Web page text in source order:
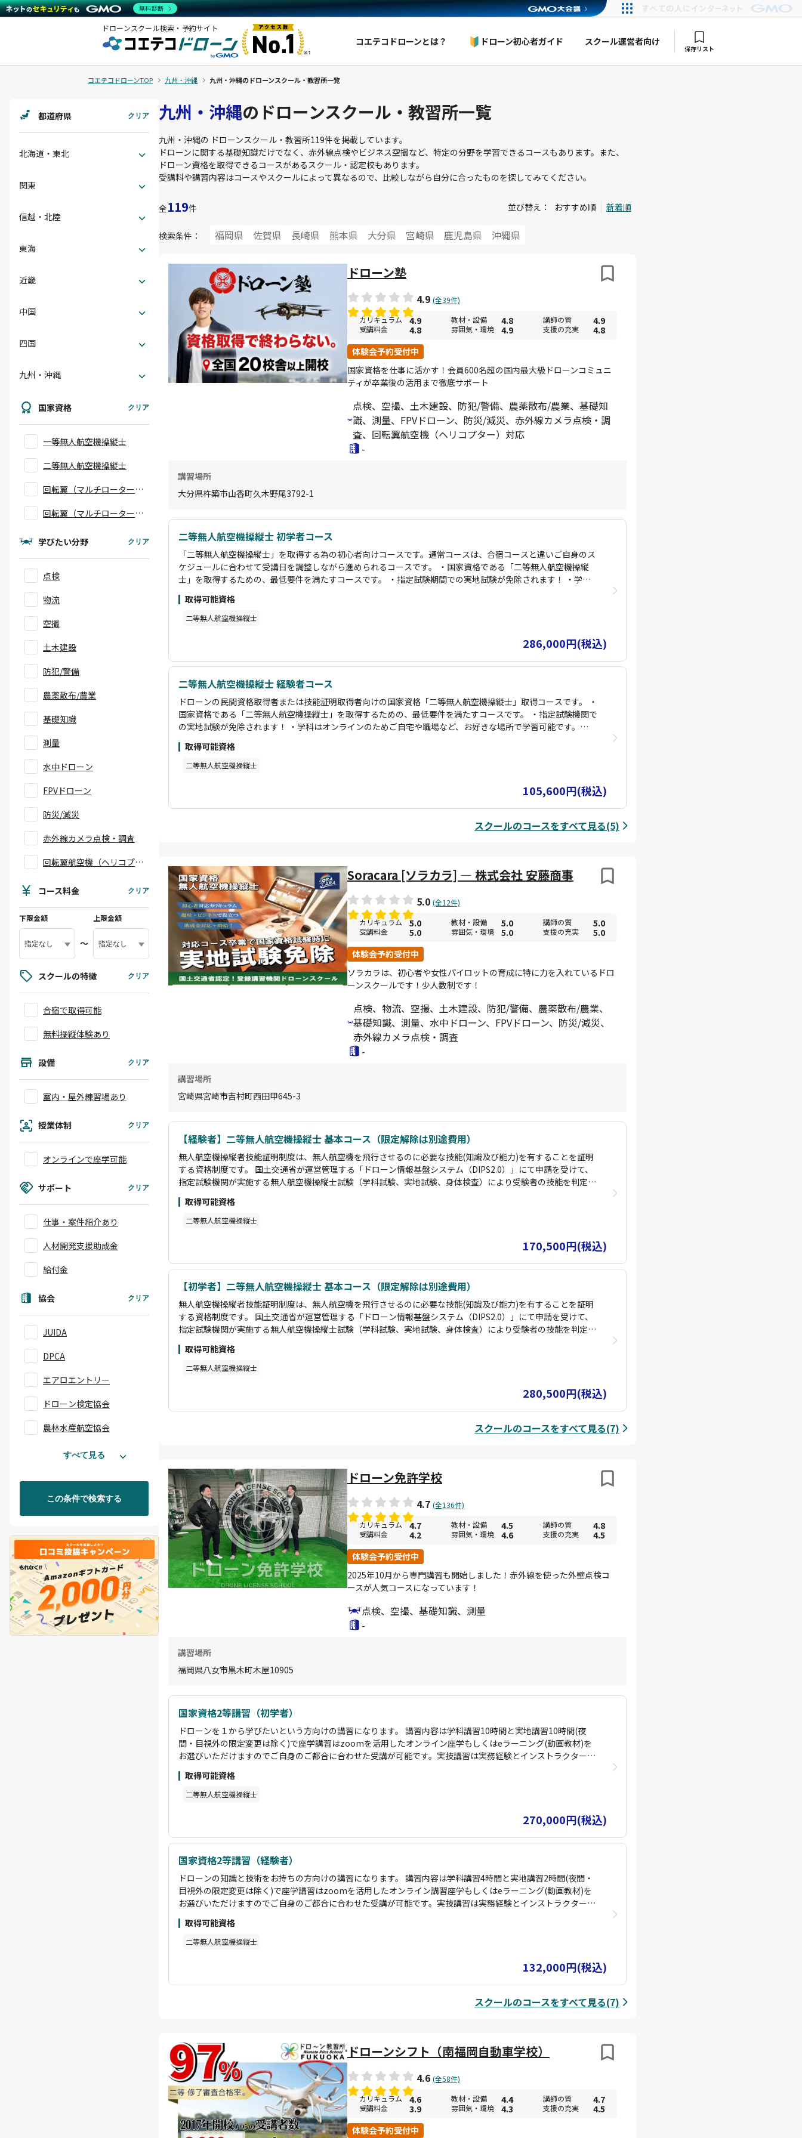
ドローンスクール検索・予約サイト
コエテコドローンとは？ ドローン初心者ガイド スクール運営者向け
保存リスト
コエテコドローンTOP 九州・沖縄 九州・沖縄のドローンスクール・教習所一覧
都道府県 クリア
北海道・東北
関東
信越・北陸
東海
近畿
中国
四国
九州・沖縄
国家資格 クリア
一等無人航空機操縦士
二等無人航空機操縦士
回転翼（マルチローター）
回転翼（マルチローター）
学びたい分野
クリア
点検
物流
空撮
土木建設
防犯/警備
農薬散布/農業
基礎知識
測量
水中ドローン
FPVドローン
防災/減災
赤外線カメラ点検・調査
回転翼航空機（ヘリコプタ
コース料金
クリア
下限金額
〜
上限金額
スクールの特徴 クリア
合宿で取得可能
無料操縦体験あり
設備 クリア
室内・屋外練習場あり
授業体制 クリア
オンラインで座学可能
サポート クリア
仕事・案件紹介あり
人材開発支援助成金
給付金
協会 クリア
JUIDA
DPCA
エアロエントリー
ドローン検定協会
農林水産航空協会
すべて見る
この条件で検索する
九州・沖縄のドローンスクール・教習所一覧
九州・沖縄の ドローンスクール・教習所119件を掲載しています。
ドローンに関する基礎知識だけでなく、赤外線点検やビジネス空撮など、特定の分野を学習できるコースもあります。また、
ドローン資格を取得できるコースがあるスクール・認定校もあります。
受講料や講習内容はコースやスクールによって異なるので、比較しながら自分に合ったものを探してみてください。
全119件 並び替え： おすすめ順 新着順
検索条件： 福岡県 佐賀県 長崎県 熊本県 大分県 宮崎県 鹿児島県 沖縄県
ドローン塾
4.9 (全39件)
カリキュラム
4.9 教材・設備 4.8 講師の質 4.9
受講料金 4.8 雰囲気・環境 4.9 支援の充実
4.8
体験会予約受付中
国家資格を仕事に活かす！会員600名超の国内最大級ドローンコミュニ
ティが卒業後の活用まで徹底サポート
点検、空撮、土木建設、防犯/警備、農薬散布/農業、基礎知
識、測量、FPVドローン、防災/減災、赤外線カメラ点検・調
査、回転翼航空機（ヘリコプター）対応
-
講習場所
大分県杵築市山香町久木野尾3792-1
二等無人航空機操縦士 初学者コース
「二等無人航空機操縦士」を取得する為の初心者向けコースです。通常コースは、合宿コースと違いご自身のス
ケジュールに合わせて受講日を調整しながら進められるコースです。 ・国家資格である「二等無人航空機操縦
士」を取得するための、最低要件を満たすコースです。 ・指定試験期間での実地試験が免除されます！ ・学科
はオンラインためご自宅や職場など、お好きな場所で学習可能です。 【受講期間】 学科講習（オンライン）：1
0時間 実地講習：10時間（2～４日間） 修了審査：1時間
取得可能資格
二等無人航空機操縦士
286,000円(税込)
二等無人航空機操縦士 経験者コース
ドローンの民間資格取得者または技能証明取得者向けの国家資格「二等無人航空機操縦士」取得コースです。 ・
国家資格である「二等無人航空機操縦士」を取得するための、最低要件を満たすコースです。 ・指定試験機関で
の実地試験が免除されます！ ・学科はオンラインのためご自宅や職場など、お好きな場所で学習可能です。
【受講期間】 学科講習（オンライン）：10時間 実地講習：10時間（2～４日間） 修了審査：1時間
取得可能資格
二等無人航空機操縦士
105,600円(税込)
スクールのコースをすべて見る(5)
Soracara [ソラカラ] — 株式会社 安藤商事
5.0 (全12件)
カリキュラム
5.0 教材・設備 5.0 講師の質 5.0
受講料金 5.0 雰囲気・環境 5.0 支援の充実
5.0
体験会予約受付中
ソラカラは、初心者や女性パイロットの育成に特に力を入れているドロ
ーンスクールです！少人数制です！
点検、物流、空撮、土木建設、防犯/警備、農薬散布/農業、
基礎知識、測量、水中ドローン、FPVドローン、防災/減災、
赤外線カメラ点検・調査
-
講習場所
宮崎県宮崎市吉村町西田甲645-3
【経験者】二等無人航空機操縦士 基本コース（限定解除は別途費用）
無人航空機操縦者技能証明制度は、無人航空機を飛行させるのに必要な技能(知識及び能力)を有することを証明
する資格制度です。 国土交通省が運営管理する「ドローン情報基盤システム（DIPS2.0）」にて申請を受けて、
指定試験機関が実施する無人航空機操縦士試験（学科試験、実地試験、身体検査）により受験者の技能を判定
し、無人航空機操縦者技能証明を行います。 なお、登録講習機関の所定の講習を修了することで指定試験機関で
の実地試験が免除されます。 技能証明は「カテゴリーⅢ飛行に必要な技能に係る一等無人航空機操縦士」「カテ
ゴリーⅡ飛行に必要な技能に係る二等無人航空機操縦士」２つに区分され、合格した試験に応じて無人航空機の
指すコースです。 基本（学科＋実技）のカリキュラムとなり、目視外と夜間飛行は別途料金が発生します。 ド
ールへお問い合わせください。
取得可能資格
二等無人航空機操縦士
170,500円(税込)
【初学者】二等無人航空機操縦士 基本コース（限定解除は別途費用）
無人航空機操縦者技能証明制度は、無人航空機を飛行させるのに必要な技能(知識及び能力)を有することを証明
する資格制度です。 国土交通省が運営管理する「ドローン情報基盤システム（DIPS2.0）」にて申請を受けて、
指定試験機関が実施する無人航空機操縦士試験（学科試験、実地試験、身体検査）により受験者の技能を判定
し、無人航空機操縦者技能証明を行います。 なお、登録講習機関の所定の講習を修了することで指定試験機関で
の実地試験が免除されます。 技能証明は「カテゴリーⅢ飛行に必要な技能に係る一等無人航空機操縦士」「カテ
ゴリーⅡ飛行に必要な技能に係る二等無人航空機操縦士」２つに区分され、合格した試験に応じて無人航空機の
用）は、ドローン操縦が未経験の方を対象とした国家資格取得プログラムです。 経験豊富なインストラクターに
取得可能資格
二等無人航空機操縦士
280,500円(税込)
スクールのコースをすべて見る(7)
ドローン免許学校
4.7 (全136件)
カリキュラム
4.7 教材・設備 4.5 講師の質 4.8
受講料金 4.2 雰囲気・環境 4.6 支援の充実
4.5
体験会予約受付中
2025年10月から専門講習も開始しました！赤外線を使った外壁点検コ
ースが人気コースになっています！
点検、空撮、基礎知識、測量
-
講習場所
福岡県八女市黒木町木屋10905
国家資格2等講習（初学者）
ドローンを１から学びたいという方向けの講習になります。 講習内容は学科講習10時間と実地講習10時間(夜
間・目視外の限定変更は除く)で座学講習はzoomを活用したオンライン座学もしくはeラーニング(動画教材)を
お選びいただけますのでご自身のご都合に合わせた受講が可能です。実技講習は実務経験とインストラクター経
験が豊富な講師が担当いたしますので操縦経験がゼロの方もご安心して受講いただけます。
また卒業後にはいつでも講
師に質疑応答が可能な状況を作っておりますのでドローンに関する法律やパイロット業務についてのご質問やご
取得可能資格
二等無人航空機操縦士
270,000円(税込)
国家資格2等講習（経験者）
ドローンの知識と技術をお持ちの方向けの講習になります。 講習内容は学科講習4時間と実地講習2時間(夜間・
目視外の限定変更は除く)で座学講習はzoomを活用したオンライン講習座学もしくはeラーニング(動画教材)を
お選びいただけますのでご自身のご都合に合わせた受講が可能です。実技講習は実務経験とインストラクター経
験が豊富な講師が担当いたしますので業務に関するお話しやアドバイス等も行えますので講習中になんでも聞い
てください。また経験者コースを受講いただいた卒業生様にも初学者コースの卒業生様と同様のアフターサポー
ト行っておりますのでご安心ください。
取得可能資格
二等無人航空機操縦士
132,000円(税込)
スクールのコースをすべて見る(7)
ドローンシフト（南福岡自動車学校）
4.6 (全58件)
カリキュラム
4.6 教材・設備 4.4 講師の質 4.7
受講料金 3.9 雰囲気・環境 4.3 支援の充実
4.5
体験会予約受付中
無料診断